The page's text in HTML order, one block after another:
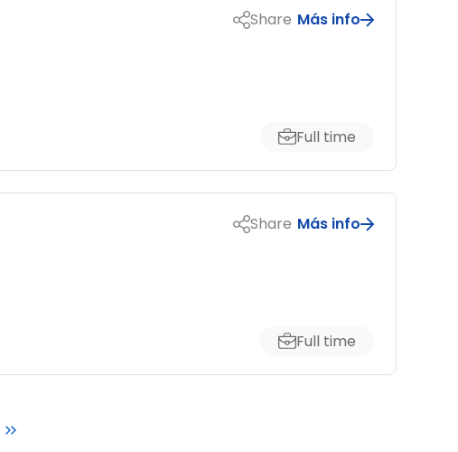
Share Más info
Full time
Share Más info
Full time